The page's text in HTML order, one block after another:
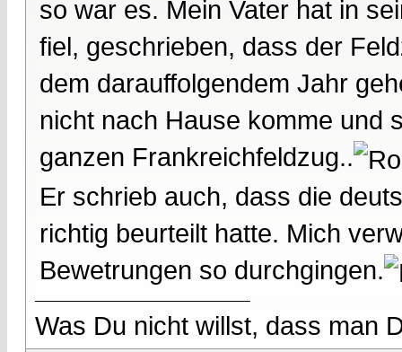
so war es. Mein Vater hat in
fiel, geschrieben, dass der
dem darauffolgendem Jahr
nicht nach Hause komme und
ganzen Frankreichfeldzug..
Er schrieb auch, dass die
richtig beurteilt hatte. Mich
Bewetrungen so durchgingen.
Was Du nicht willst, dass man